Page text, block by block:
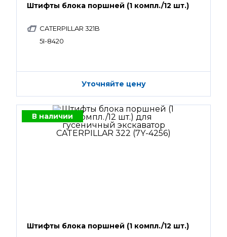
Штифты блока поршней (1 компл./12 шт.)
CATERPILLAR 321B
5I-8420
Уточняйте цену
В наличии
Штифты блока поршней (1 компл./12 шт.)